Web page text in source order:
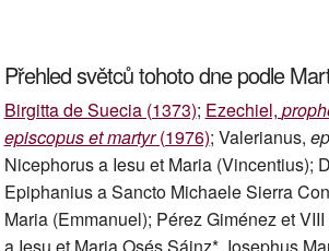
Přehled světců tohoto dne podle
Birgitta de Suecia (1373); Ezechiel,
episcopus et martyr(1976); Valerianus,
Nicephorus a Iesu et Maria (Vincentius);
Epiphanius a Sancto Michaele Sierra
Maria (Emmanuel); Pérez Giménez et